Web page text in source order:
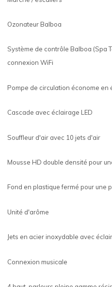
Ozonateur Balboa
Système de contrôle Balboa (Spa
connexion WiFi
Pompe de circulation économe en
Cascade avec éclairage LED
Souffleur d'air avec 10 jets d'air
Mousse HD double densité pour
Fond en plastique fermé pour une
Unité d'arôme
Jets en acier inoxydable avec
Connexion musicale